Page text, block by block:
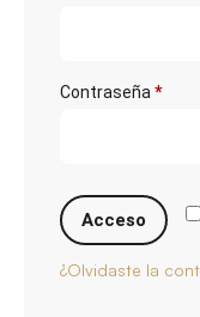
Contraseña *
Acceso
¿Olvidaste la